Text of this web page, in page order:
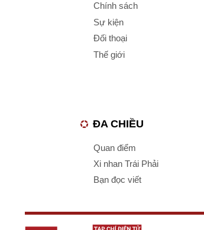
Chính sách
Sự kiện
Đối thoại
Thế giới
ĐA CHIỀU
Quan điểm
Xi nhan Trái Phải
Bạn đọc viết